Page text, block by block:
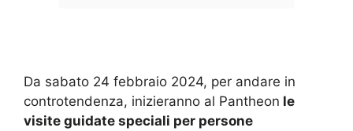
Da sabato 24 febbraio 2024, per andare in
controtendenza, inizieranno al Pantheon le
visite guidate speciali per persone